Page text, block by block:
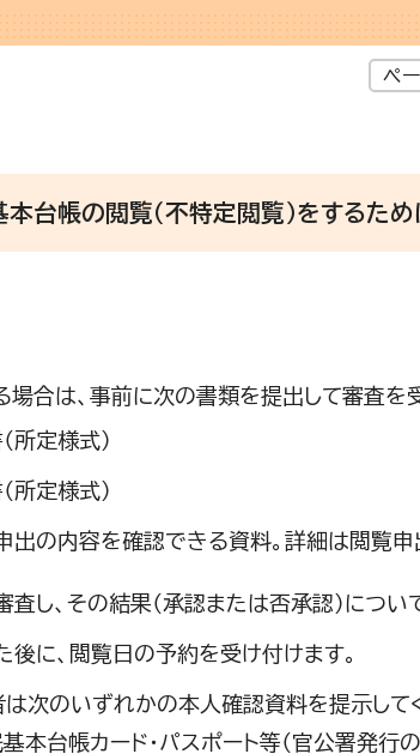
ペ
本台帳の閲覧（不特定閲覧）をするた
場合は、事前に次の書類を提出して審査を
所定様式）
所定様式）
出の内容を確認できる資料。詳細は閲覧申
査し、その結果（承認または否承認）につ
に、閲覧日の予約を受け付けます。
は次のいずれかの本人確認資料を提示して
本台帳カード・パスポート等（官公署発行